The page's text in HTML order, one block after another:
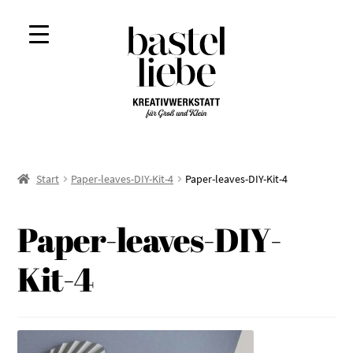
Zur
Navigation
springen
Zum
Inhalt
springen
Start Paper-leaves-DIY-Kit-4 Paper-leaves-DIY-Kit-4
Paper-leaves-DIY-
Kit-4